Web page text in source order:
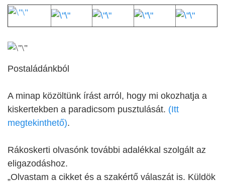
Postaládánkból
A minap közöltünk írást arról, hogy mi okozhatja a
kiskertekben a paradicsom pusztulását. (Itt
megtekinthető).
Rákoskerti olvasónk további adalékkal szolgált az
eligazodáshoz.
„Olvastam a cikket és a szakértő válaszát is. Küldök